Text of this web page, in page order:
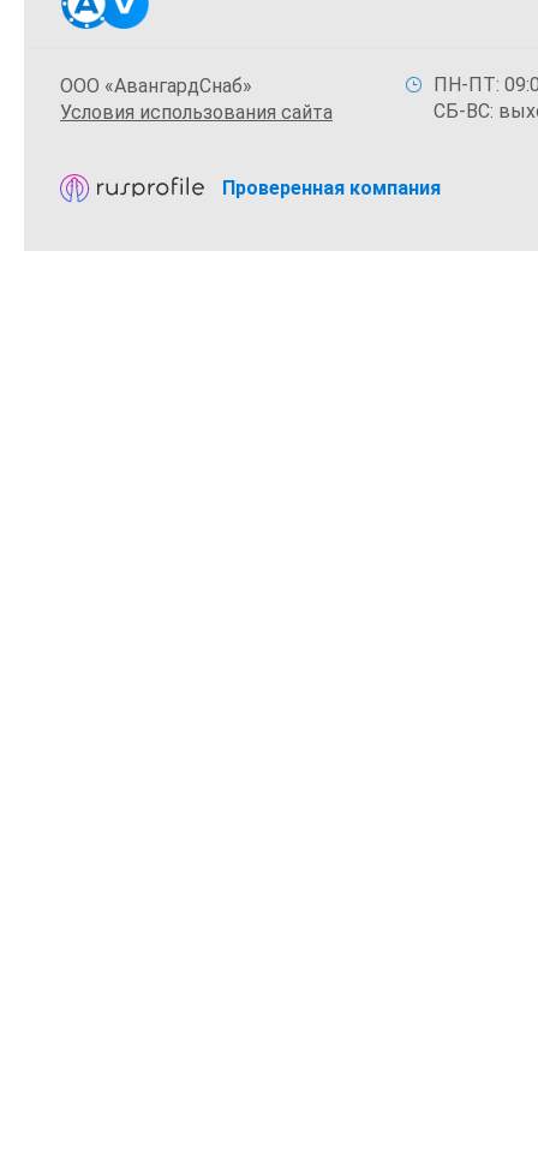
ООО «АвангардСнаб»
Условия использования сайта
ПН-ПТ:
СБ-ВС:
Проверенная компания